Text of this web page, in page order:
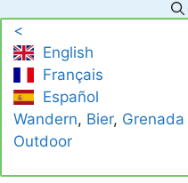
Inhalt
springen
<
English
Français
Español
Wandern, Bier, Grenada
Outdoor